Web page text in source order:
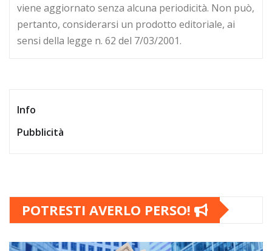
viene aggiornato senza alcuna periodicità. Non può,
pertanto, considerarsi un prodotto editoriale, ai
sensi della legge n. 62 del 7/03/2001.
Info
Pubblicità
POTRESTI AVERLO PERSO!